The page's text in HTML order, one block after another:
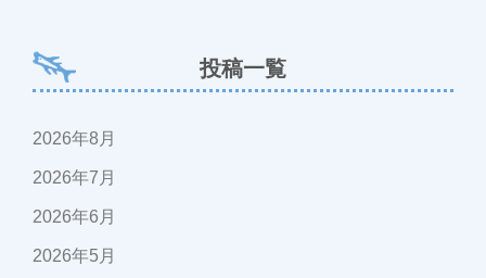
投稿一覧
2026年8月
2026年7月
2026年6月
2026年5月